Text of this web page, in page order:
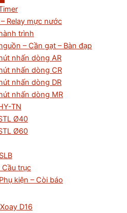
Relay mực nước
trình
– Cần gạt – Bàn đạp
nhấn dòng AR
nhấn dòng CR
nhấn dòng DR
nhấn dòng MR
TN
Ø40
Ø60
trục
kiện – Còi báo
D16